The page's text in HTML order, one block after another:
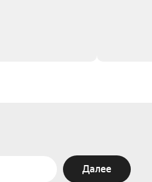
Далее